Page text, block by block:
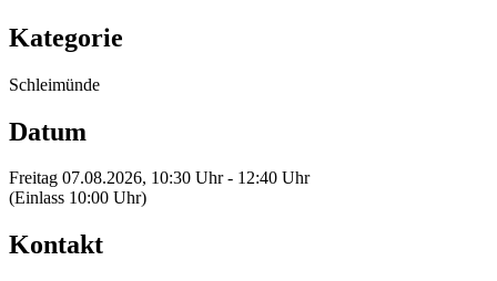
Kategorie
Schleimünde
Datum
Freitag 07.08.2026, 10:30 Uhr - 12:40 Uhr
(Einlass 10:00 Uhr)
Kontakt